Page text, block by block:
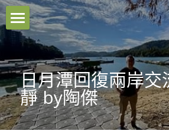
本站原創
好文推薦
影音分享
關於我們
日月潭回復兩岸交
靜 by陶傑